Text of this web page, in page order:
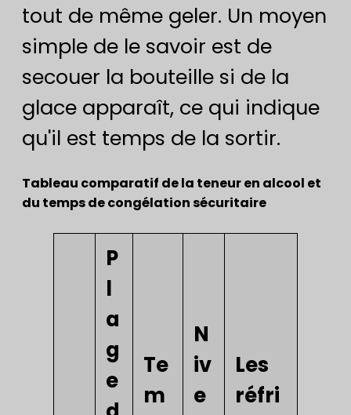
tout de même geler. Un moyen
simple de le savoir est de
secouer la bouteille si de la
glace apparaît, ce qui indique
qu'il est temps de la sortir.
Tableau comparatif de la teneur en alcool et
du temps de congélation sécuritaire
P
l
a
g
e
Te
m
N
iv
e
Les
réfri